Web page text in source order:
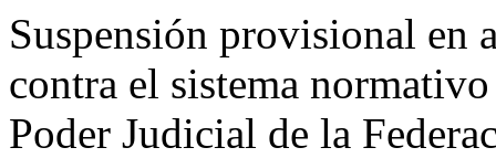
Suspensión provisional en
contra el sistema
Poder Judicial de la